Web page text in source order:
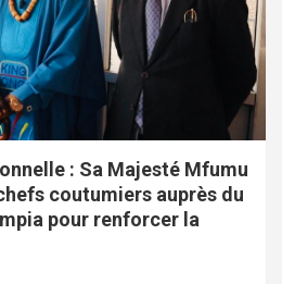
: Sa Majesté Mfumu
coutumiers auprès du
pour renforcer la